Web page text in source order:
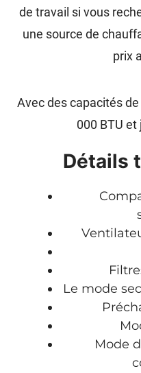
de travail si vous
une source de
prix
Avec des capacités
000 BTU et
Détails
Le mode
Mode